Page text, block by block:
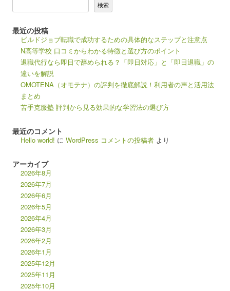
検索
最近の投稿
ビルドジョブ転職で成功するための具体的なステップと注意点
N高等学校 口コミからわかる特徴と選び方のポイント
退職代行なら即日で辞められる？「即日対応」と「即日退職」の
違いを解説
OMOTENA（オモテナ）の評判を徹底解説！利用者の声と活用法
まとめ
苦手克服塾 評判から見る効果的な学習法の選び方
最近のコメント
Hello world! に WordPress コメントの投稿者 より
アーカイブ
2026年8月
2026年7月
2026年6月
2026年5月
2026年4月
2026年3月
2026年2月
2026年1月
2025年12月
2025年11月
2025年10月